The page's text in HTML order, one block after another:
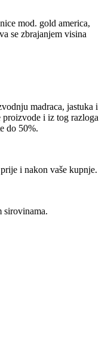
mod. gold america,
se zbrajanjem visina
madraca, jastuka i
i iz tog razloga
do 50%.
i nakon vaše kupnje.
sirovinama.